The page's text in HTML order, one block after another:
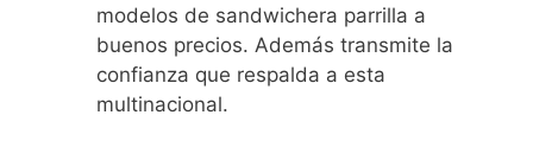
modelos de sandwichera parrilla a
buenos precios. Además transmite la
confianza que respalda a esta
multinacional.